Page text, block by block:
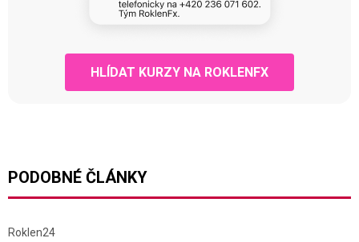
HLÍDAT KURZY NA ROKLENFX
PODOBNÉ ČLÁNKY
Roklen24